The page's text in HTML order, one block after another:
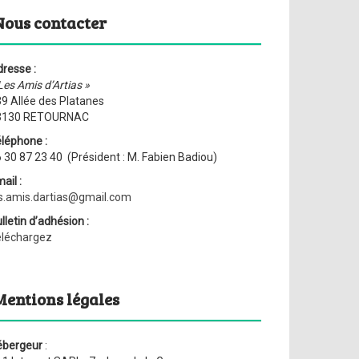
contacter
:
Amis d’Artias »
Allée des Platanes
RETOURNAC
:
30 87 23 40 (Président : M. Fabien Badiou)
:
d’adhésion :
légales
: